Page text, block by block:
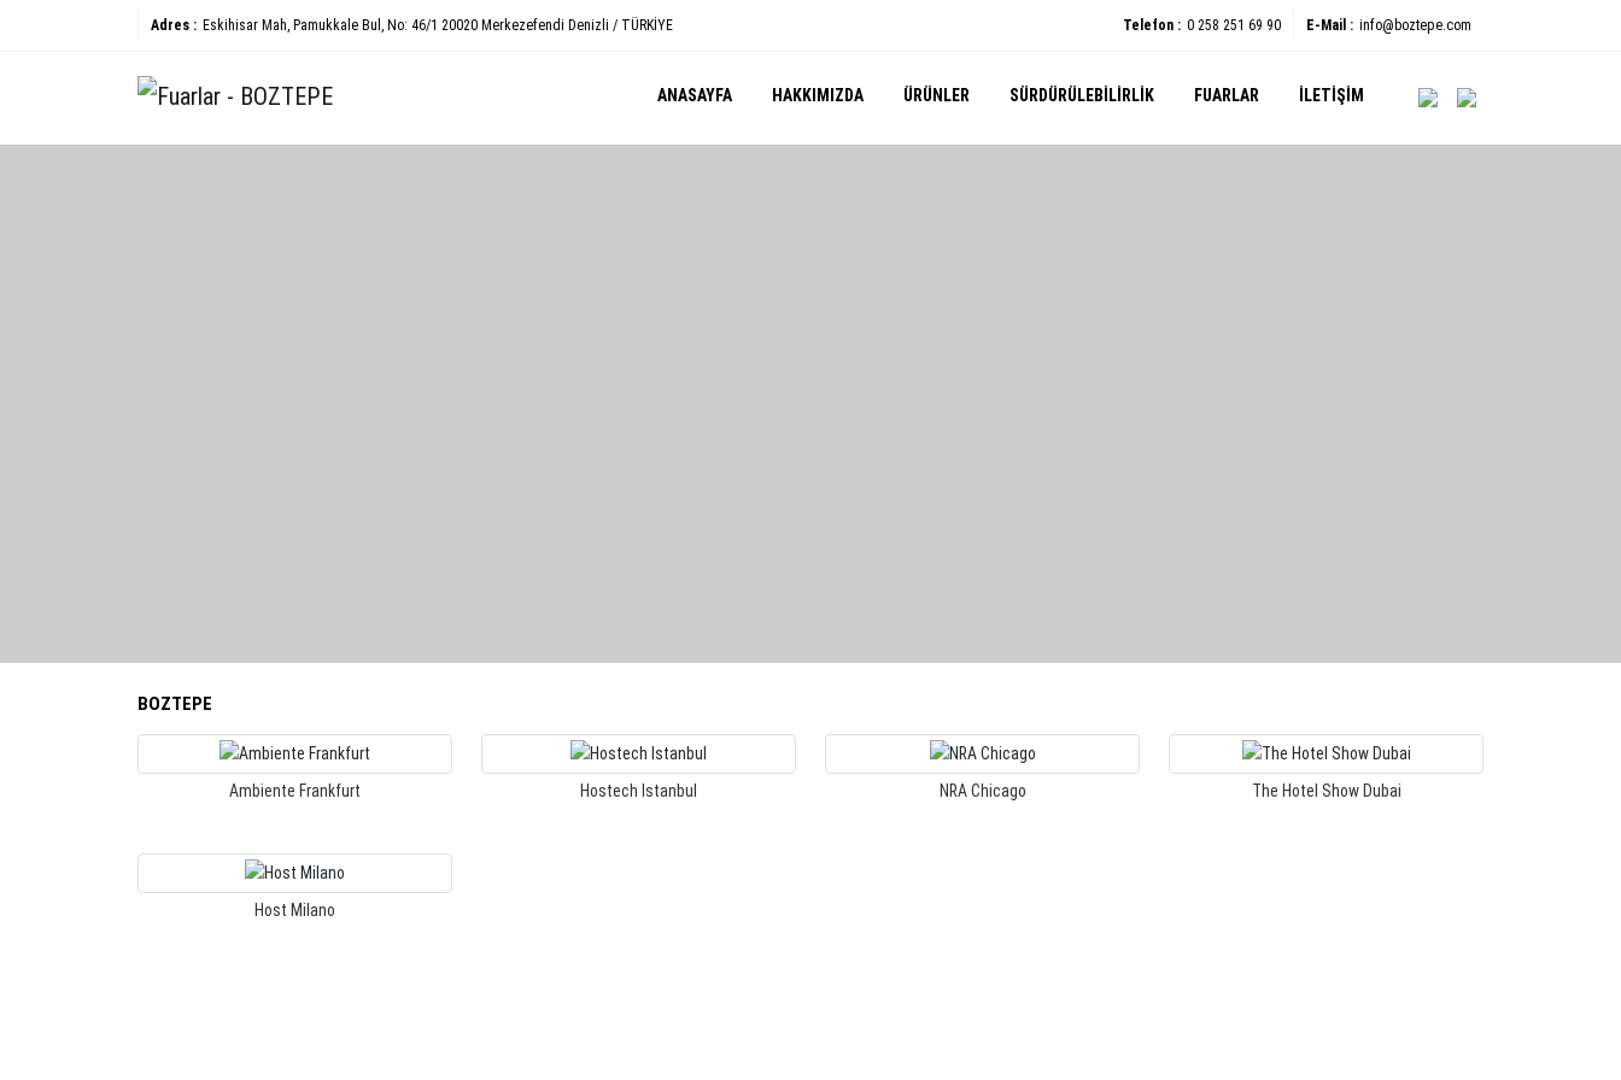
Adres : Eskihisar Mah, Pamukkale Bul, No: 46/1 20020 Merkezefendi Denizli / TÜRKİYE Telefon : 0 258 251 69 90 E-Mail : info@boztepe.com
ANASAYFA HAKKIMIZDA ÜRÜNLER SÜRDÜRÜLEBILIRLIK FUARLAR İLETIŞIM
BOZTEPE
Ambiente Frankfurt Hostech Istanbul NRA Chicago The Hotel Show Dubai
Host Milano